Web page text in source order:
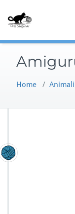
Home / Animali